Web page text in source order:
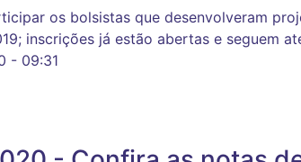
os bolsistas que desenvolveram
inscrições já estão abertas e seguem
- 09:31